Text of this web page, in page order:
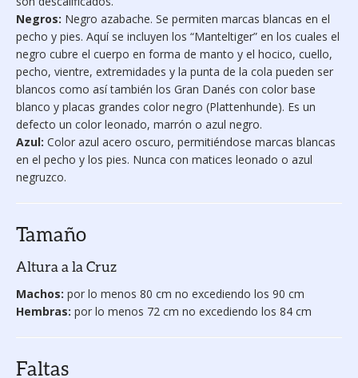
Negros: Negro azabache. Se permiten marcas blancas en el
pecho y pies. Aquí se incluyen los “Manteltiger” en los cuales el
negro cubre el cuerpo en forma de manto y el hocico, cuello,
pecho, vientre, extremidades y la punta de la cola pueden ser
blancos como así también los Gran Danés con color base
blanco y placas grandes color negro (Plattenhunde). Es un
defecto un color leonado, marrón o azul negro.
Azul: Color azul acero oscuro, permitiéndose marcas blancas
en el pecho y los pies. Nunca con matices leonado o azul
negruzco.
Tamaño
Altura a la Cruz
Machos: por lo menos 80 cm no excediendo los 90 cm
Hembras: por lo menos 72 cm no excediendo los 84 cm
Faltas